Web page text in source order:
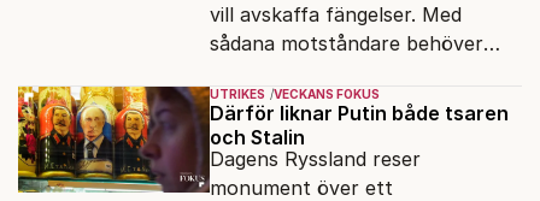
vill avskaffa fängelser. Med
sådana motståndare behöver
vänner.
UTRIKES VECKANS FOKUS
Därför liknar Putin både tsaren
och Stalin
Dagens Ryssland reser
monument över ett